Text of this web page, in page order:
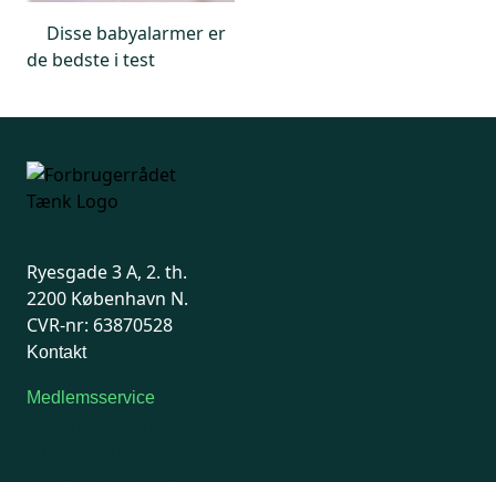
Disse babyalarmer er
de bedste i test
Ryesgade 3 A, 2. th.
2200 København N.
CVR-nr: 63870528
Kontakt
Medlemsservice